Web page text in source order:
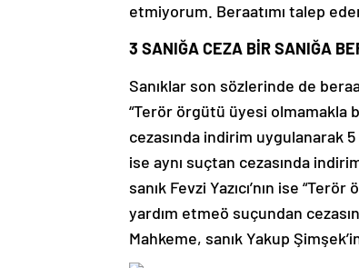
etmiyorum. Beraatımı talep
3 SANIĞA CEZA BİR SANIĞA
Sanıklar son sözlerinde de
“Terör örgütü üyesi
cezasında indirim uygulanarak
ise aynı suçtan cezasında
sanık Fevzi Yazıcı’nın ise
yardım etmeö suçundan
Mahkeme, sanık Yakup